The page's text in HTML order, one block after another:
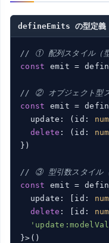
defineEmits の型定義
// ① 配列スタイル（型
const emit =
// ② オブジェクト型ス
const emit =
  update:
( id:
delete : ( id:
})
// ③ 型引数スタイル
const emit =
  update: [id:
delete : [id:
}>()